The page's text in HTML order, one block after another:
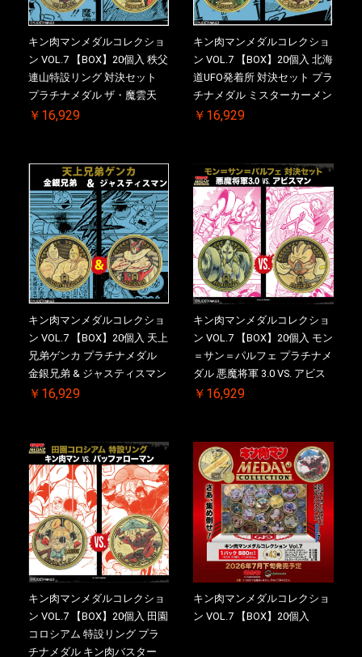
キン肉マンメダルコレクショ
ン VOL.7 【BOX】20個入 秩父
連山特設リング 対決セット
プラチナメダル ザ・魔雲天
VS. テリーマン 3.0 ケース付
注分】2026/10/30 一斉出荷予
￥16,929
キン肉マンメダルコレクショ
ン VOL.7 【BOX】20個入 北海
道UFO発着所 対決セット プラ
チナメダル ミスターカーメン
VS. ブロッケン Jr. 2.0 ケース
【二次受注分】2026/10/30 一
斉出荷予定
￥16,929
キン肉マンメダルコレクショ
ン VOL.7 【BOX】20個入 天上
兄弟ゲンカ プラチナメダル
金銀兄弟 & ジャスティスマン
2.0 ケース付き【初回購入特
一斉出荷予定
￥16,929
キン肉マンメダルコレクショ
ン VOL.7 【BOX】20個入 モン
＝サン＝パルフェ プラチナメ
ダル 悪魔将軍 3.0 VS. アビス
マン【初回購入特典 】
斉出荷予定
￥16,929
キン肉マンメダルコレクショ
ン VOL.7 【BOX】20個入 田園
コロシアム 特設リング プラ
チナメダル キン肉バスター
キン肉マンメダルコレクショ
ン VOL.7 【BOX】20個入